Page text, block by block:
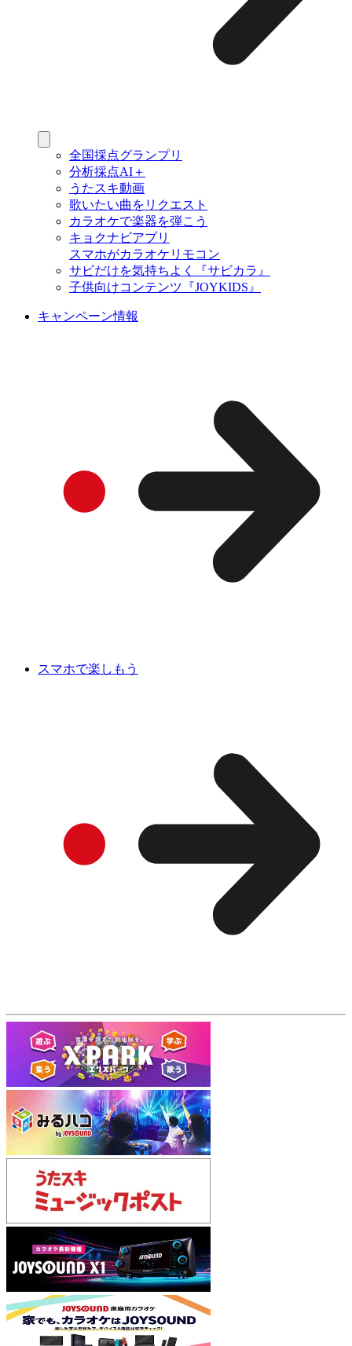
全国採点グランプリ
分析採点AI＋
うたスキ動画
歌いたい曲をリクエスト
カラオケで楽器を弾こう
キョクナビアプリ
スマホがカラオケリモコン
サビだけを気持ちよく『サビカラ』
子供向けコンテンツ『JOYKIDS』
キャンペーン情報
スマホで楽しもう